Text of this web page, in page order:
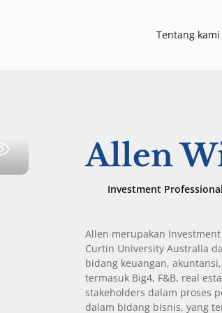
Tentang kami
Allen
Investment Professional
Allen merupakan
Curtin University Australia
bidang keuangan,
termasuk Big4, F&B, real
stakeholders dalam proses
dalam bidang bisnis, yang